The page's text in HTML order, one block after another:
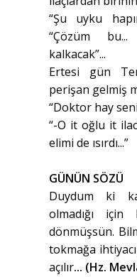
“Şu uyku
“Çözüm
kalkacak”...
Ertesi gün
perişan gelmiş
“Doktor hay
“-O it oğlu it
elimi de ısırdı...”
GÜNÜN SÖZÜ
Duydum ki
olmadığı için
dönmüşsün.
tokmağa
açılır... (Hz.